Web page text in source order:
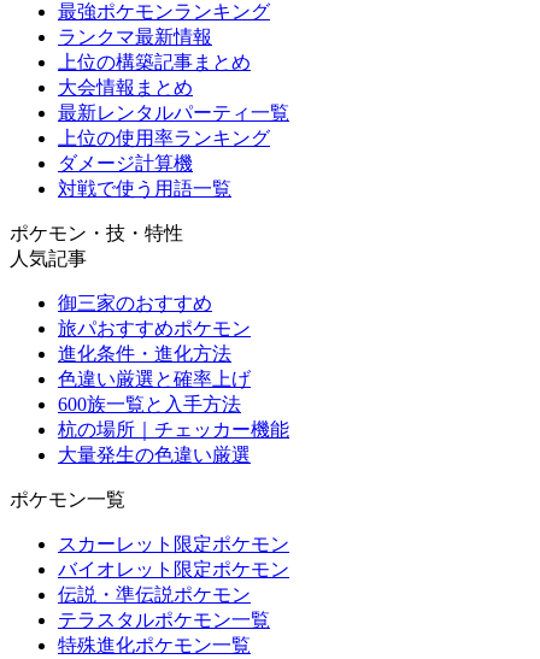
最強ポケモンランキング
ランクマ最新情報
上位の構築記事まとめ
大会情報まとめ
最新レンタルパーティ一覧
上位の使用率ランキング
ダメージ計算機
対戦で使う用語一覧
ポケモン・技・特性
人気記事
御三家のおすすめ
旅パおすすめポケモン
進化条件・進化方法
色違い厳選と確率上げ
600族一覧と入手方法
杭の場所｜チェッカー機能
大量発生の色違い厳選
ポケモン一覧
スカーレット限定ポケモン
バイオレット限定ポケモン
伝説・準伝説ポケモン
テラスタルポケモン一覧
特殊進化ポケモン一覧